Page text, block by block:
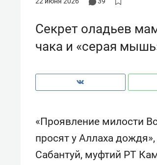
Секрет оладьев
чака и «серая
«Проявление милости
просят у Аллаха
Сабантуй, муфтий РТ